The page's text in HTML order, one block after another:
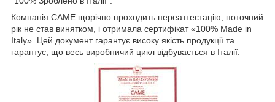
Компанія CAME щорічно проходить переаттестацію, поточний
рік не став винятком, і отримала сертифікат «100% Made in
Italy». Цей документ гарантує високу якість продукції та
гарантує, що весь виробничий цикл відбувається в Італії.